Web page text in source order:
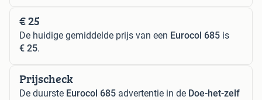
€ 25
De huidige gemiddelde prijs van een Eurocol 685 is
€ 25.
Prijscheck
De duurste Eurocol 685 advertentie in de Doe-het-zelf